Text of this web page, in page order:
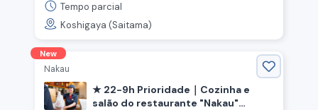
Tempo parcial
Koshigaya (Saitama)
New
Nakau
★ 22-9h Prioridade｜Cozinha e
salão do restaurante "Nakau"